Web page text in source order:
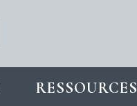
RESSOURCES